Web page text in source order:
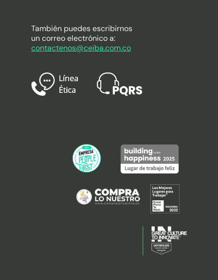
También puedes escribirnos
un correo electrónico a:
contactenos@ceiba.com.co